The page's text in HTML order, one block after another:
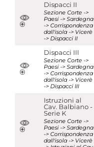
Dispacci II
Sezione Corte ->
Paesi -> Sardegna
-> Corrispondenza
dall'isola -> Vicerè
-> Dispacci II
Dispacci III
Sezione Corte ->
Paesi -> Sardegna
-> Corrispondenza
dall'isola -> Vicerè
-> Dispacci III
Istruzioni al
Cav. Balbiano -
Serie K
Sezione Corte ->
Paesi -> Sardegna
-> Corrispondenza
dall'isola -> Vicerè